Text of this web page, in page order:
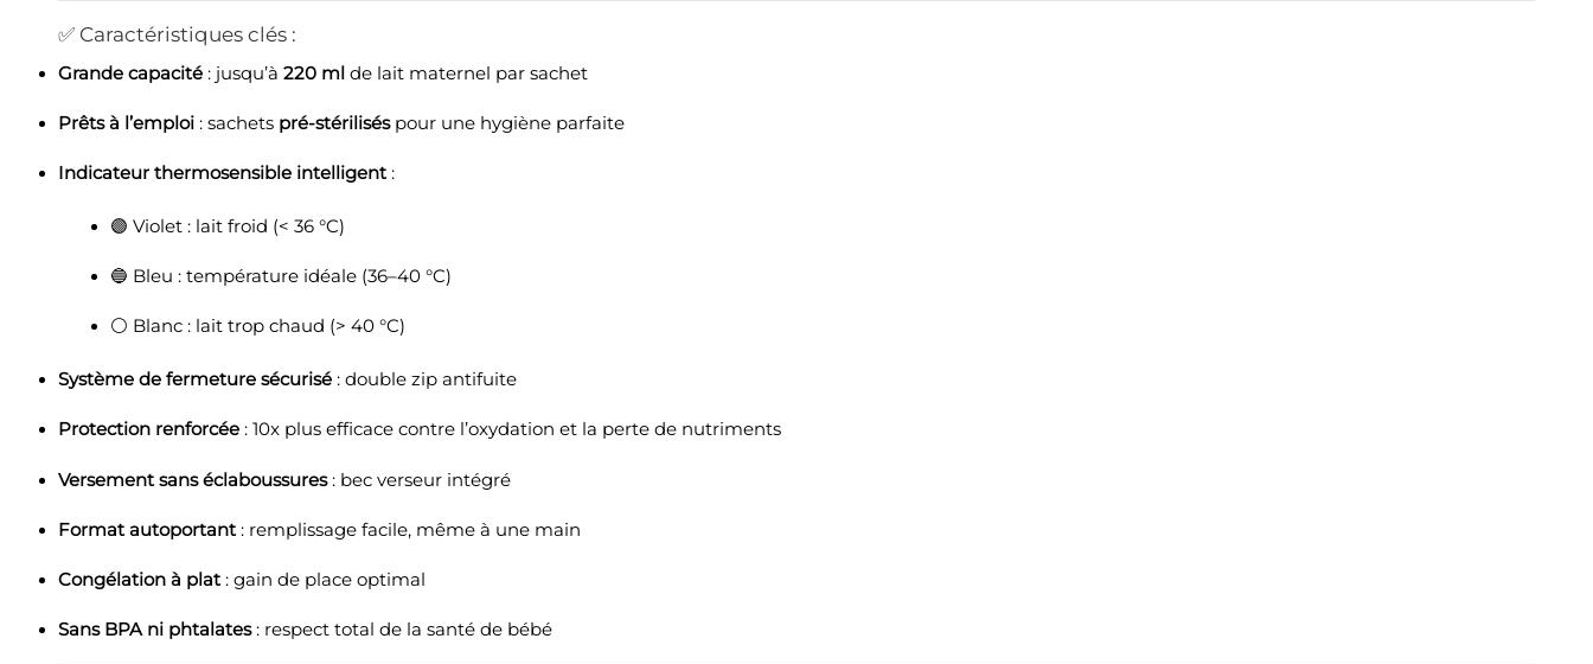
✅ Caractéristiques clés :
Grande capacité: jusqu’à 220 ml de lait maternel par sachet
Prêts à l’emploi: sachets pré-stériliséspour une hygiène parfaite
Indicateur thermosensible intelligent:
🟣 Violet : lait froid (< 36 °C)
🔵 Bleu : température idéale (36–40 °C)
⚪ Blanc : lait trop chaud (> 40 °C)
Système de fermeture sécurisé: double zip antifuite
Protection renforcée: 10x plus efficace contre l’oxydation et la perte de nutriments
Versement sans éclaboussures: bec verseur intégré
Format autoportant: remplissage facile, même à une main
Congélation à plat: gain de place optimal
Sans BPA ni phtalates: respect total de la santé de bébé